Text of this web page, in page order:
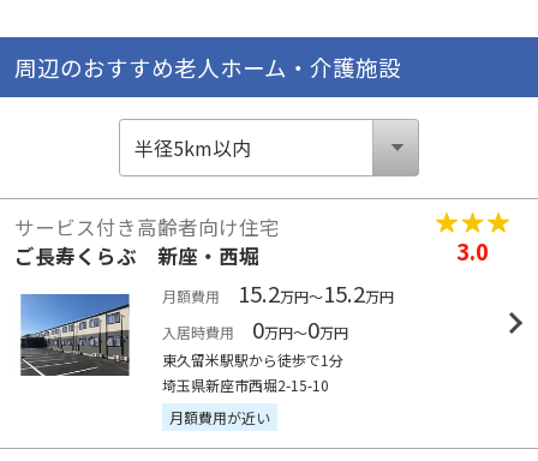
周辺のおすすめ老人ホーム・介護施設
サービス付き高齢者向け住宅
ご長寿くらぶ 新座・西堀
3.0
月額費用 15.2万円～15.2万円
入居時費用
0万円～0万円
東久留米駅駅から徒歩で1分
埼玉県新座市西堀2-15-10
月額費用が近い